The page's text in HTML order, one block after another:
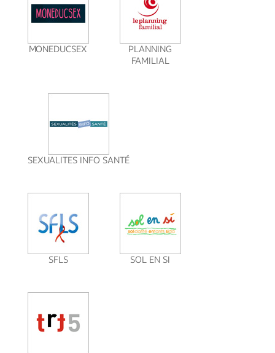
MONEDUCSEX
PLANNING
FAMILIAL
SEXUALITES INFO SANTÉ
SFLS SOL EN SI